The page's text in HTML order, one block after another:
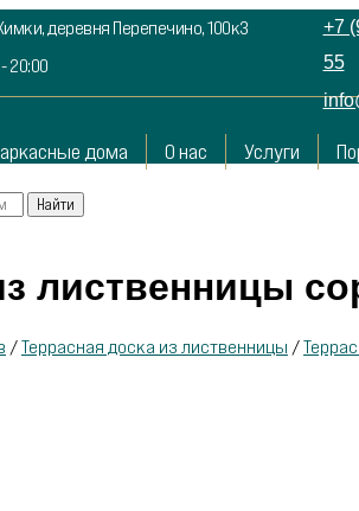
деревня Перепечино, 100к3
20:00
+7
55
дома О нас Услуги
лиственницы
/Террасная доска из лиственницы /